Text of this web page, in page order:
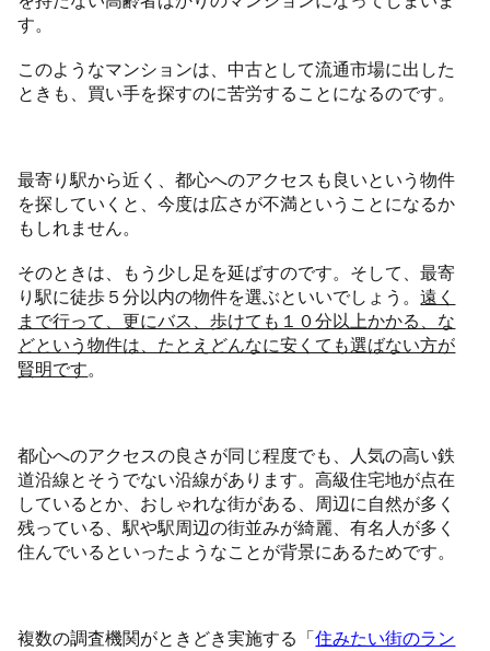
す。
このようなマンションは、中古として流通市場に出した
ときも、買い手を探すのに苦労することになるのです。
最寄り駅から近く、都心へのアクセスも良いという物件
を探していくと、今度は広さが不満ということになるか
もしれません。
そのときは、もう少し足を延ばすのです。そして、最寄
り駅に徒歩５分以内の物件を選ぶといいでしょう。遠く
まで行って、更にバス、歩けても１０分以上かかる、な
どという物件は、たとえどんなに安くても選ばない方が
賢明です。
都心へのアクセスの良さが同じ程度でも、人気の高い鉄
道沿線とそうでない沿線があります。高級住宅地が点在
しているとか、おしゃれな街がある、周辺に自然が多く
残っている、駅や駅周辺の街並みが綺麗、有名人が多く
住んでいるといったようなことが背景にあるためです。
複数の調査機関がときどき実施する「住みたい街のラン